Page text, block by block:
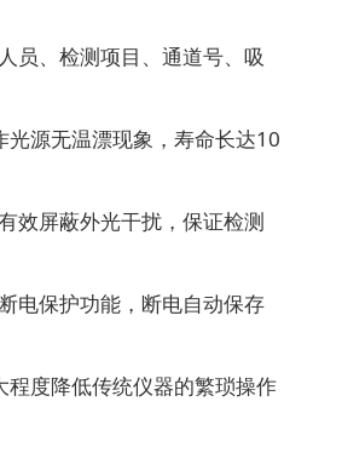
员、检测项目、通道号、吸
源无温漂现象，寿命长达10
效屏蔽外光干扰，保证检测
电保护功能，断电自动保存
度降低传统仪器的繁琐操作